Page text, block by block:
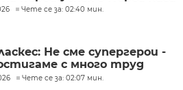
Чете се за: 02:40 мин.
Не сме супергерои -
с много труд
Чете се за: 02:07 мин.